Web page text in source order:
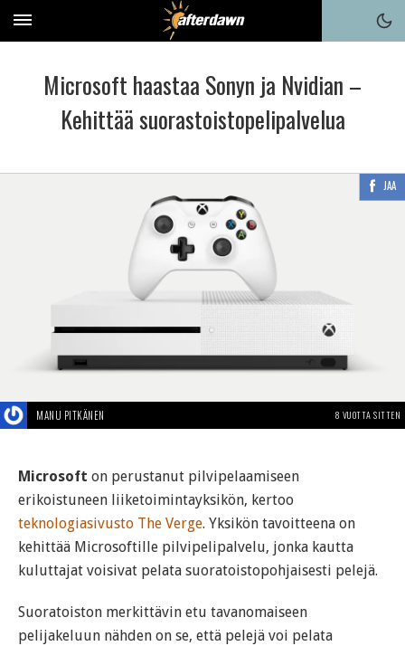
Microsoft haastaa Sonyn ja Nvidian –
Kehittää suorastoistopelipalvelua
JAA
MANU PITKÄNEN 8 VUOTTA SITTEN
Microsoft on perustanut pilvipelaamiseen
erikoistuneen liiketoimintayksikön, kertoo
teknologiasivusto The Verge. Yksikön tavoitteena on
kehittää Microsoftille pilvipelipalvelu, jonka kautta
kuluttajat voisivat pelata suoratoistopohjaisesti pelejä.
Suoratoiston merkittävin etu tavanomaiseen
pelijakeluun nähden on se, että pelejä voi pelata